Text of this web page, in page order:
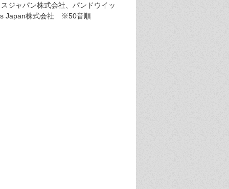
ジャパン株式会社、パンドウイッ
Japan株式会社 ※50音順